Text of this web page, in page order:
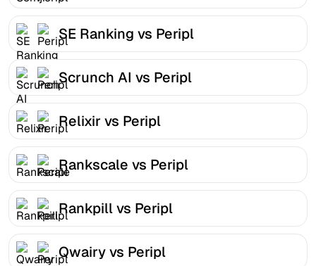
SE Ranking vs Peripl
Scrunch AI vs Peripl
Relixir vs Peripl
Rankscale vs Peripl
Rankpill vs Peripl
Qwairy vs Peripl